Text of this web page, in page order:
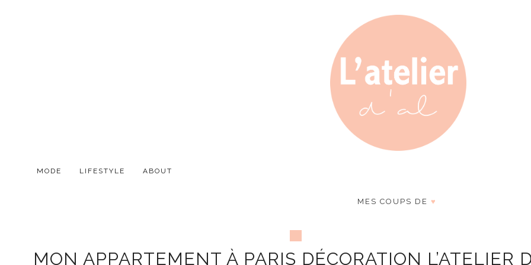
MODE LIFESTYLE ABOUT
MES COUPS DE ♥
MON APPARTEMENT À PARIS DÉCORATION L’ATELIER